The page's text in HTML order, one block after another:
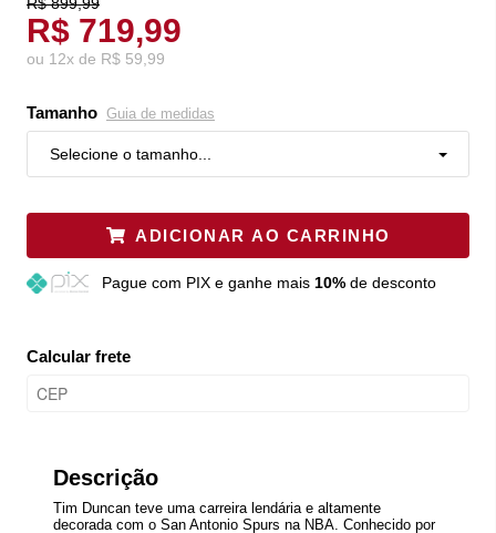
R$ 719,99
ou 12x de R$ 59,99
Tamanho Guia de medidas
Selecione o tamanho...
ADICIONAR AO CARRINHO
Pague com PIX e ganhe mais 10%de desconto
Calcular frete
Descrição
Tim Duncan teve uma carreira lendária e altamente
decorada com o San Antonio Spurs na NBA. Conhecido por